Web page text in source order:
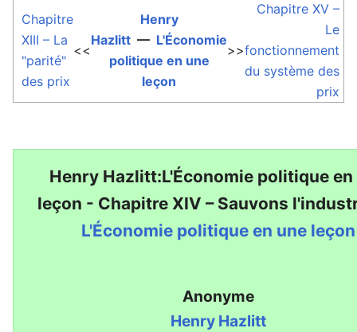
Chapitre
XIII – La
"parité"
des prix
<<
Henry
Hazlitt — L'Économie
politique en une
leçon
>>
Chapitre XV –
Le
fonctionnement
du système des
prix
Henry Hazlitt:L'Économie politique en
leçon - Chapitre XIV – Sauvons
L'Économie politique en une leçon
Anonyme
Henry Hazlitt